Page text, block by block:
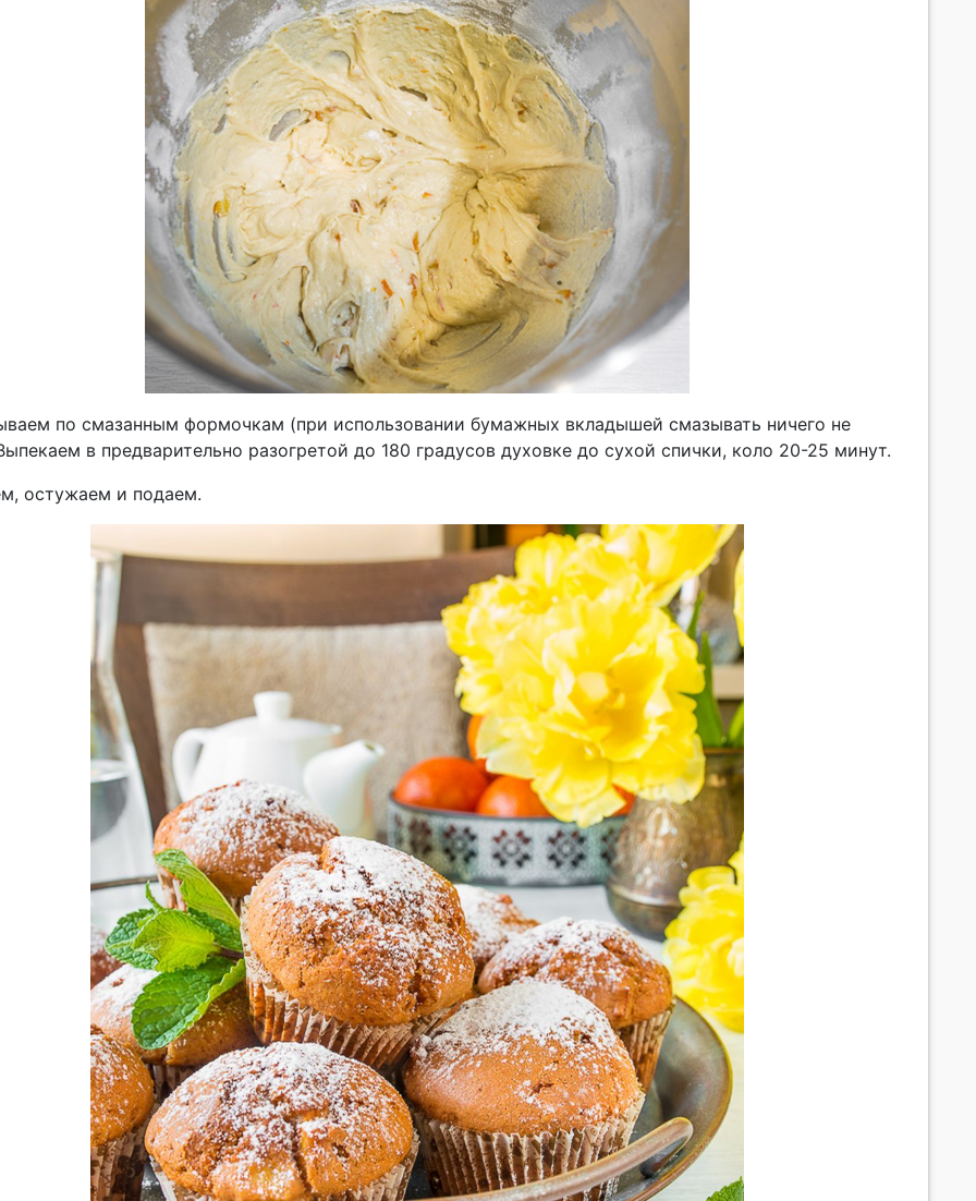
по смазанным формочкам (при использовании бумажных вкладышей смазывать ничего не
в предварительно разогретой до 180 градусов духовке до сухой спички, коло 20-25 минут.
остужаем и подаем.